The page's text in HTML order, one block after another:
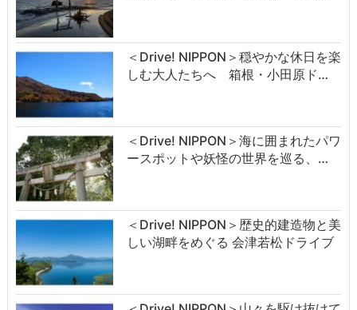
＜Drive! NIPPON＞穏やかな休日を楽
しむ大人たちへ 箱根・小田原ド…
＜Drive! NIPPON＞海に囲まれたパワ
ースポットや妖怪の世界を巡る、…
＜Drive! NIPPON＞歴史的建造物と美
しい湖畔をめぐる 会津若松ドライブ